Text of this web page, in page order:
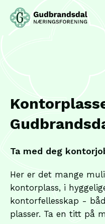
Ta med deg
Her er det mange
kontorplass, i
kontorfellesskap -
plasser. Ta en titt på